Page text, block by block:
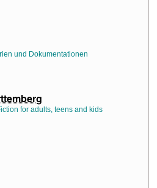
und Dokumentationen
for adults, teens and kids